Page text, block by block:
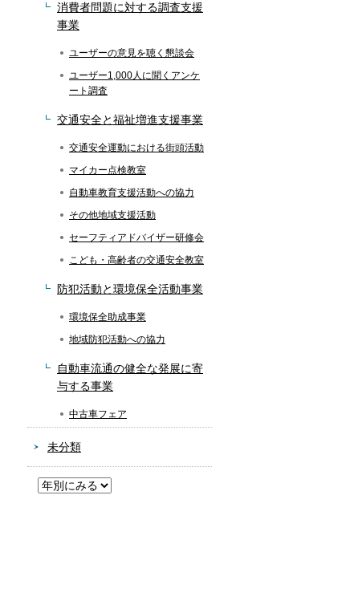
消費者問題に対する調査支援
事業
ユーザーの意見を聴く懇談会
ユーザー1,000人に聞くアンケ
ート調査
交通安全と福祉増進支援事業
交通安全運動における街頭活動
マイカー点検教室
自動車教育支援活動への協力
その他地域支援活動
セーフティアドバイザー研修会
こども・高齢者の交通安全教室
防犯活動と環境保全活動事業
環境保全助成事業
地域防犯活動への協力
自動車流通の健全な発展に寄
与する事業
中古車フェア
未分類